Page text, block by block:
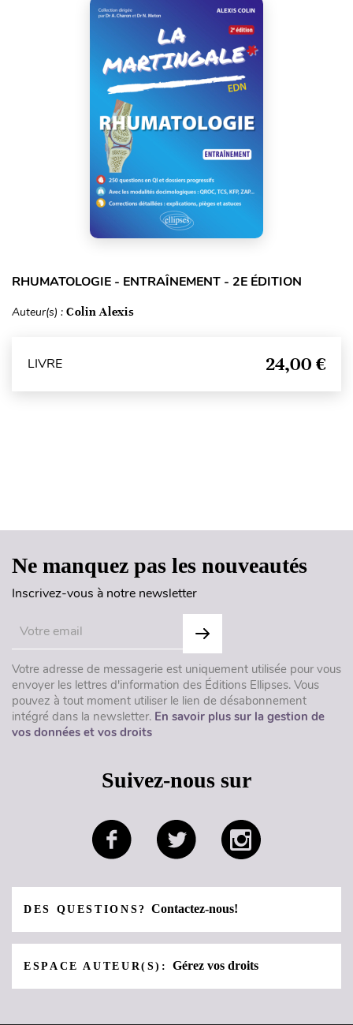
RHUMATOLOGIE - ENTRAÎNEMENT - 2E ÉDITION
Auteur(s) : Colin Alexis
LIVRE 24,00 €
Ne manquez pas les nouveautés
Inscrivez-vous à notre newsletter
Votre adresse de messagerie est uniquement utilisée pour vous
envoyer les lettres d'information des Éditions Ellipses. Vous
pouvez à tout moment utiliser le lien de désabonnement
intégré dans la newsletter. En savoir plus sur la gestion de
vos données et vos droits
Suivez-nous sur
DES QUESTIONS?Contactez-nous!
ESPACE AUTEUR(S):Gérez vos droits